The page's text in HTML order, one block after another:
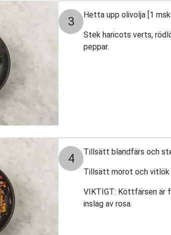
3 Hetta upp olivolja [1
Stek haricots verts,
peppar.
4 Tillsätt blandfärs och
Tillsätt morot och vitlök
VIKTIGT: Köttfärsen är
inslag av rosa.